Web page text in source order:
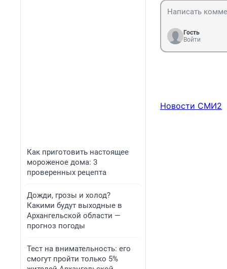
Как приготовить настоящее
мороженое дома: 3
проверенных рецепта
Дожди, грозы и холод?
Какими будут выходные в
Архангельской области —
прогноз погоды
Тест на внимательность: его
смогут пройти только 5%
вылазит наружу
потому что они
Россию можно
Ввести
момент рублей
коммунизме.
полиция-
вымирающего
Братья-китайцы
Гость
Войти
Новости СМИ2